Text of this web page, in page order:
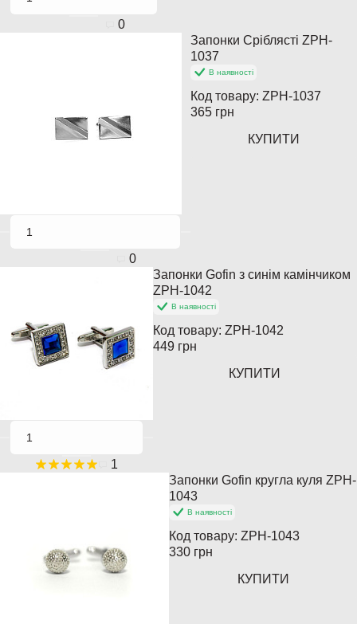
0
0
Запонки Сріблясті ZPH-
1037
В наявності
Код товару: ZPH-1037
365 грн
КУПИТИ
1
Запонки Gofin з синім камінчиком
ZPH-1042
В наявності
Код товару: ZPH-1042
449 грн
КУПИТИ
Запонки Gofin кругла куля ZPH-
1043
В наявності
Код товару:ZPH-1043
330 грн
КУПИТИ